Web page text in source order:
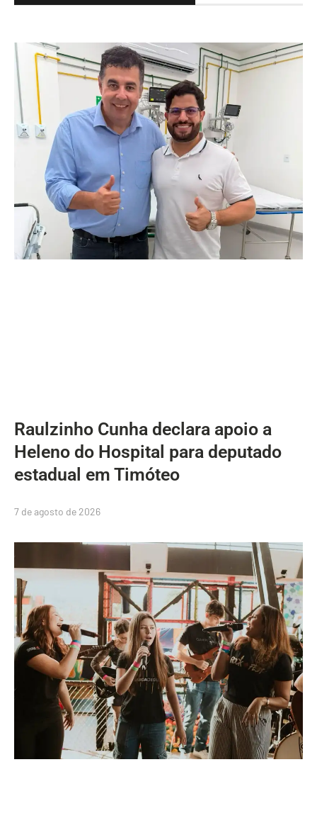
Raulzinho Cunha declara apoio a
Heleno do Hospital para deputado
estadual em Timóteo
7 de agosto de 2026